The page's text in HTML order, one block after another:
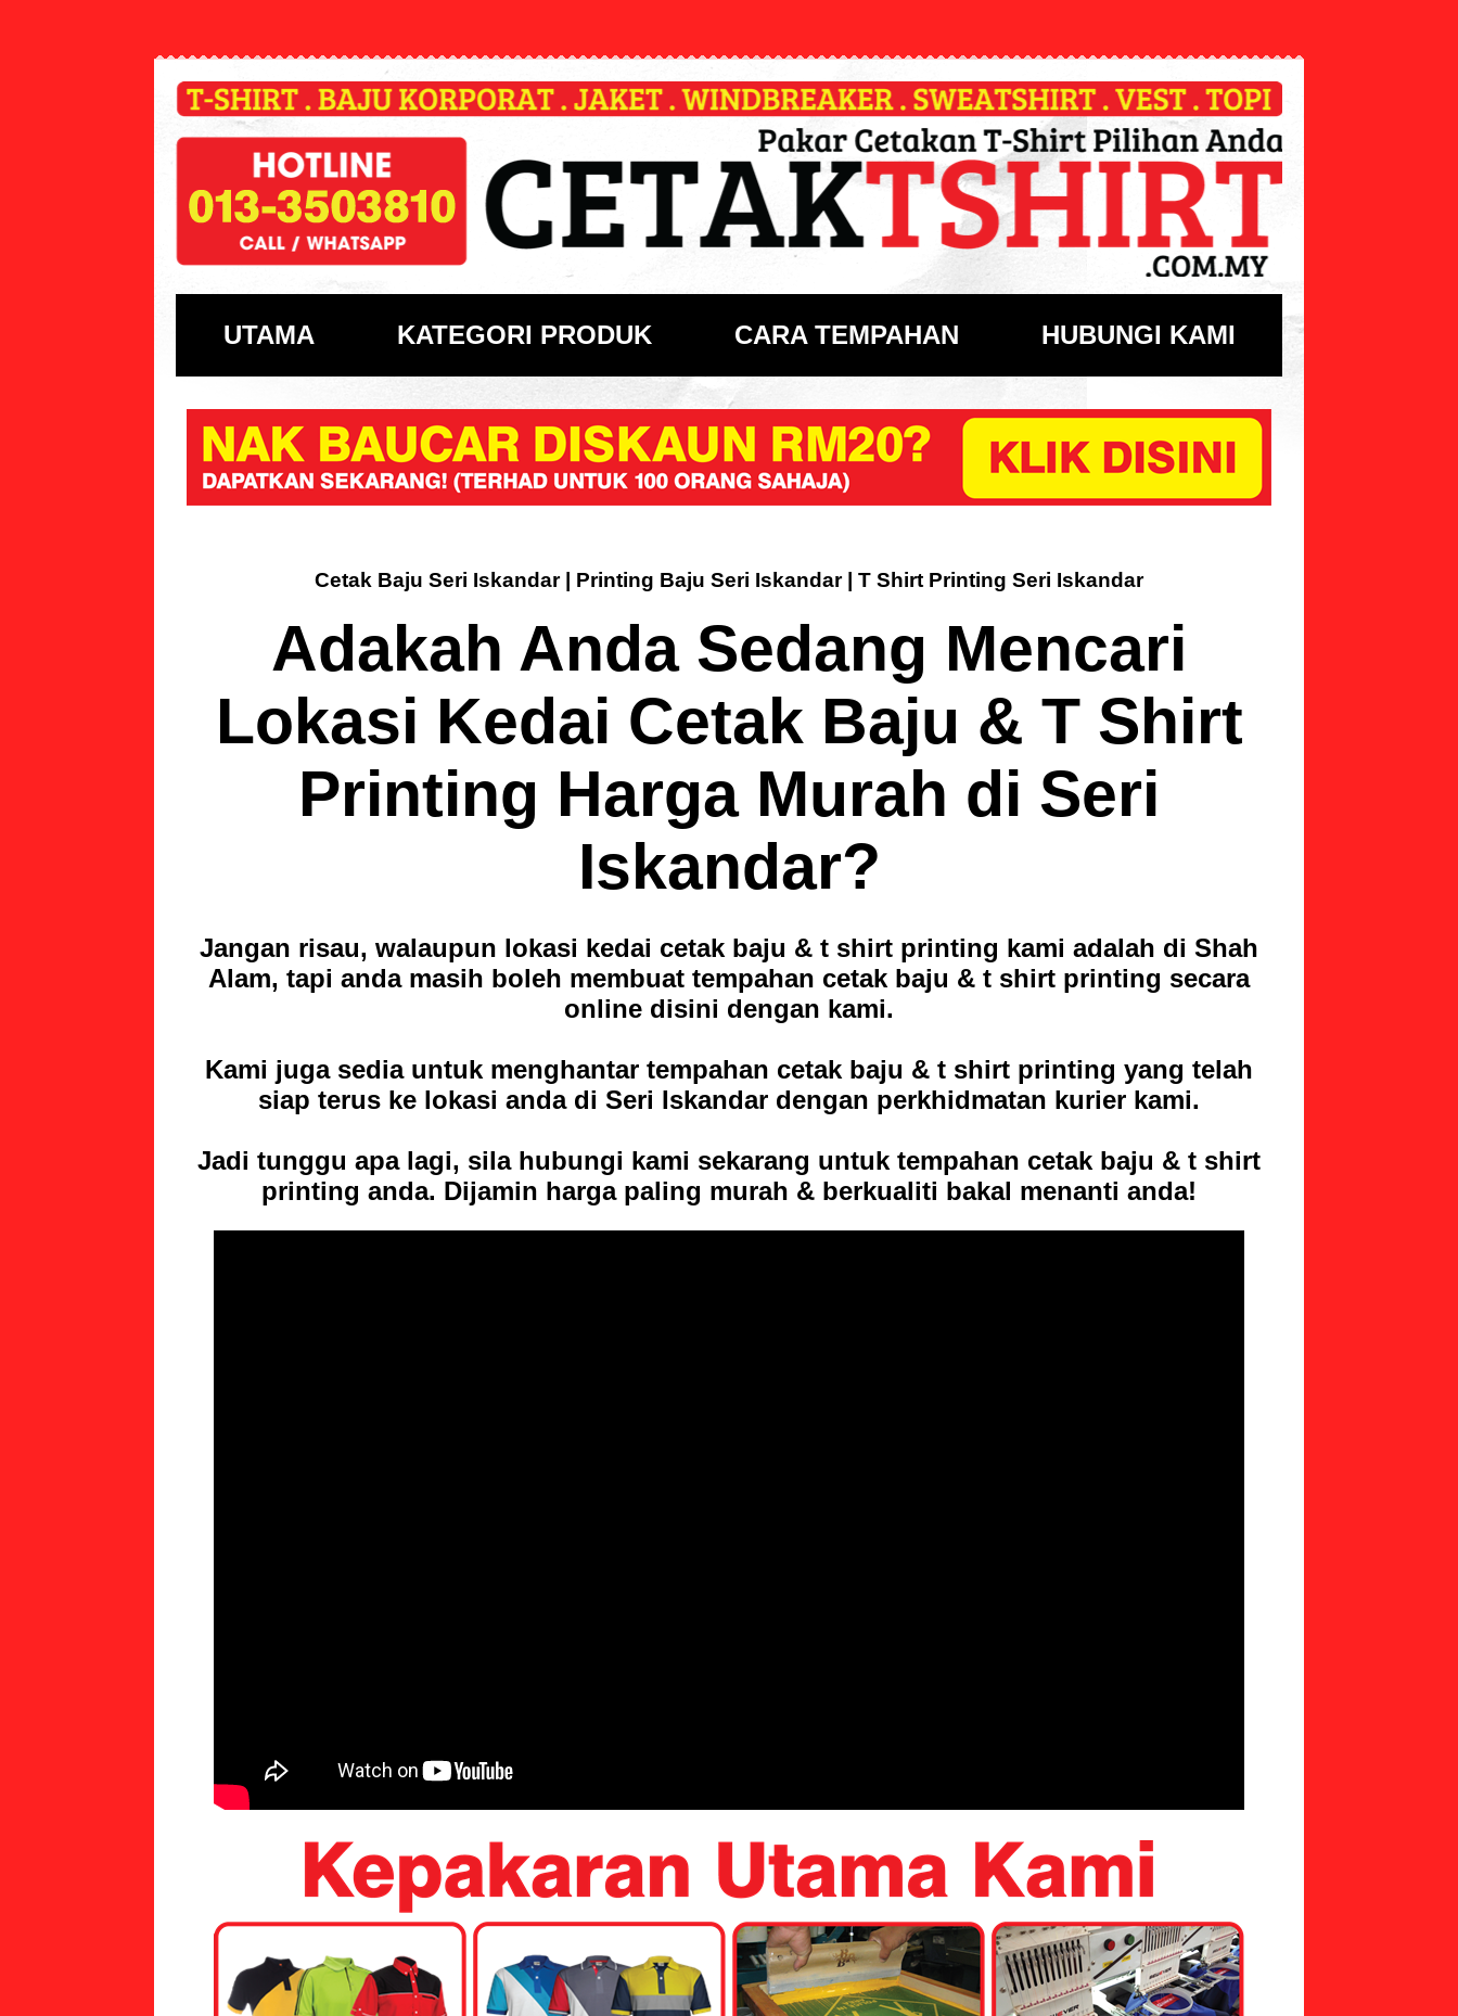
UTAMA KATEGORI PRODUK CARA TEMPAHAN HUBUNGI KAMI
Cetak Baju Seri Iskandar | Printing Baju Seri Iskandar | T Shirt Printing Seri Iskandar
Adakah Anda Sedang Mencari
Lokasi Kedai Cetak Baju & T Shirt
Printing Harga Murah di Seri
Iskandar?
Jangan risau, walaupun lokasi kedai cetak baju & t shirt printing kami adalah di Shah
Alam, tapi anda masih boleh membuat tempahan cetak baju & t shirt printing secara
online disini dengan kami.
Kami juga sedia untuk menghantar tempahan cetak baju & t shirt printing yang telah
siap terus ke lokasi anda di Seri Iskandar dengan perkhidmatan kurier kami.
Jadi tunggu apa lagi, sila hubungi kami sekarang untuk tempahan cetak baju & t shirt
printing anda. Dijamin harga paling murah & berkualiti bakal menanti anda!